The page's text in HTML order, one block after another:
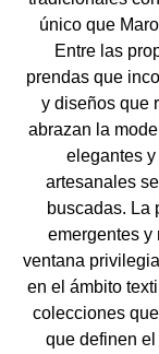
único que
Entre las
prendas que
y diseños que
abrazan la
elegantes
artesanales
buscadas. La
emergentes y
ventana
en el ámbito
colecciones
que definen